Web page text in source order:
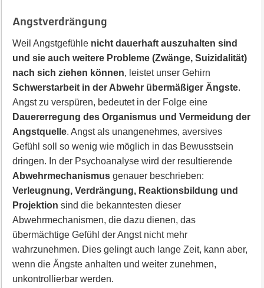
Angstverdrängung
Weil Angstgefühle nicht dauerhaft auszuhalten sind
und sie auch weitere Probleme (Zwänge, Suizidalität)
nach sich ziehen können, leistet unser Gehirn
Schwerstarbeit in der Abwehr übermäßiger Ängste.
Angst zu verspüren, bedeutet in der Folge eine
Dauererregung des Organismus und Vermeidung der
Angstquelle. Angst als unangenehmes, aversives
Gefühl soll so wenig wie möglich in das Bewusstsein
dringen. In der Psychoanalyse wird der resultierende
Abwehrmechanismus genauer beschrieben:
Verleugnung, Verdrängung, Reaktionsbildung und
Projektion sind die bekanntesten dieser
Abwehrmechanismen, die dazu dienen, das
übermächtige Gefühl der Angst nicht mehr
wahrzunehmen. Dies gelingt auch lange Zeit, kann aber,
wenn die Ängste anhalten und weiter zunehmen,
unkontrollierbar werden.